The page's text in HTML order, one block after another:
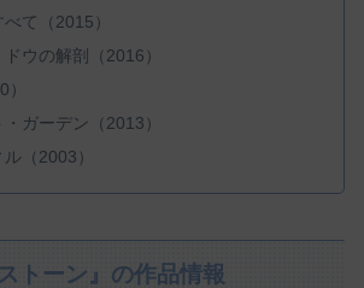
て（2015）
ウの解剖（2016）
ガーデン（2013）
（2003）
トーン』の作品情報